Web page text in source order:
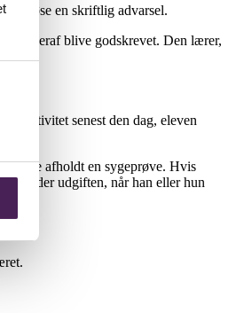
udløse en skriftlig advarsel.
heraf blive godskrevet. Den lærer,
aktivitet senest den dag, eleven
blive afholdt en sygeprøve. Hvis
udgiften, når han eller hun